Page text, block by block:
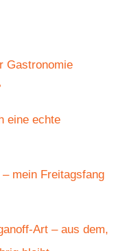
Gastronomie
eine echte
mein Freitagsfang
Art – aus dem,